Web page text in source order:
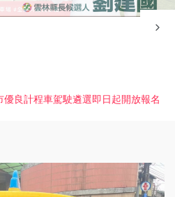
良計程車駕駛遴選即日起開放報名